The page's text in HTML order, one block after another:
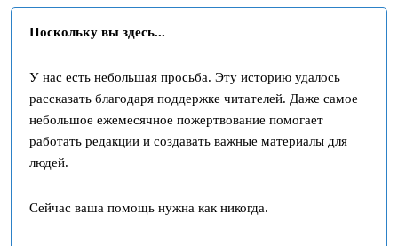
Поскольку вы здесь...
У нас есть небольшая просьба. Эту историю удалось
рассказать благодаря поддержке читателей. Даже самое
небольшое ежемесячное пожертвование помогает
работать редакции и создавать важные материалы для
людей.
Сейчас ваша помощь нужна как никогда.